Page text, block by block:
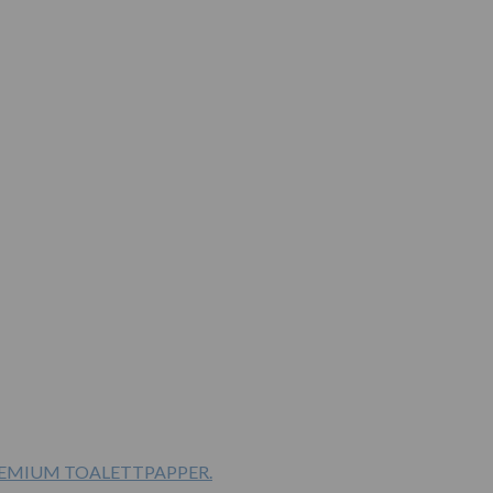
TOALETTPAPPER.